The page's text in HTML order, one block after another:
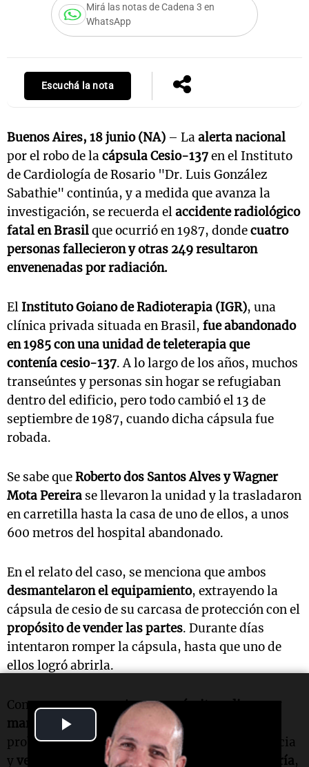
Play
Video
Mirá las notas de Cadena 3 en
WhatsApp
Escuchá la nota
Buenos Aires, 18 junio (NA) – Laalerta nacional
por el robo de lacápsula Cesio-137en el Instituto
de Cardiología de Rosario "Dr. Luis González
Sabathie" continúa, y a medida que avanza la
investigación, se recuerda elaccidente radiológico
fatal en Brasilque ocurrió en 1987, dondecuatro
personas fallecieron y otras 249 resultaron
envenenadas por radiación.
El Instituto Goiano de Radioterapia (IGR), una
clínica privada situada en Brasil, fue abandonado
en 1985 con una unidad de teleterapia que
contenía cesio-137. A lo largo de los años, muchos
transeúntes y personas sin hogar se refugiaban
dentro del edificio, pero todo cambió el 13 de
septiembre de 1987, cuando dicha cápsula fue
robada.
Se sabe queRoberto dos Santos Alves y Wagner
Mota Pereira se llevaron la unidad y la trasladaron
en carretilla hasta la casa de uno de ellos, a unos
600 metros del hospital abandonado.
En el relato del caso, se menciona que ambos
desmantelaron el equipamiento, extrayendo la
cápsula de cesio de su carcasa de protección con el
propósito de vender las partes. Durante días
intentaron romper la cápsula, hasta que uno de
ellos logró abrirla.
Comenzaron a experimentarvómitos, diarrea y
mareos
, pero creyeron que se trataba de
problemas estomacales. No le dieron importancia
yvendieron varias de las partes a una chatarrería,